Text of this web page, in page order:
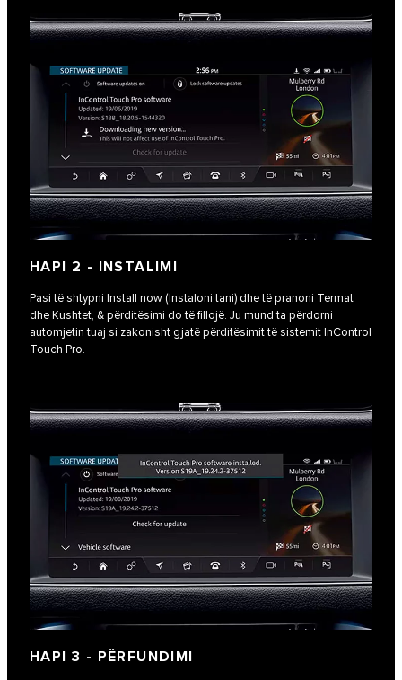
HAPI 2 - INSTALIMI
Pasi të shtypni Install now (Instaloni tani) dhe të pranoni Termat
dhe Kushtet, & përditësimi do të fillojë. Ju mund ta përdorni
automjetin tuaj si zakonisht gjatë përditësimit të sistemit InControl
Touch Pro.
HAPI 3 - PËRFUNDIMI